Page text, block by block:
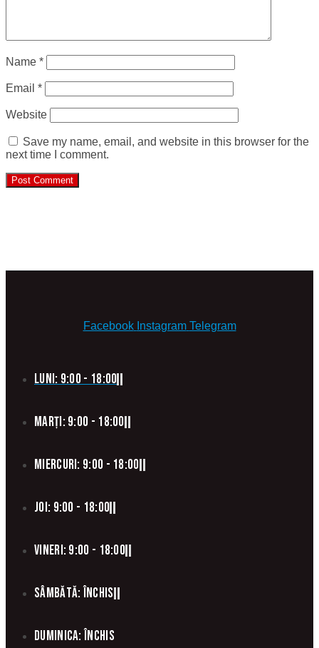
Name *
Email *
Website
Save my name, email, and website in this browser for the
next time I comment.
Facebook Instagram Telegram
Luni: 9:00 - 18:00
Marți: 9:00 - 18:00
Miercuri: 9:00 - 18:00
Joi: 9:00 - 18:00
Vineri: 9:00 - 18:00
Sâmbătă: Închis
Duminica: Închis